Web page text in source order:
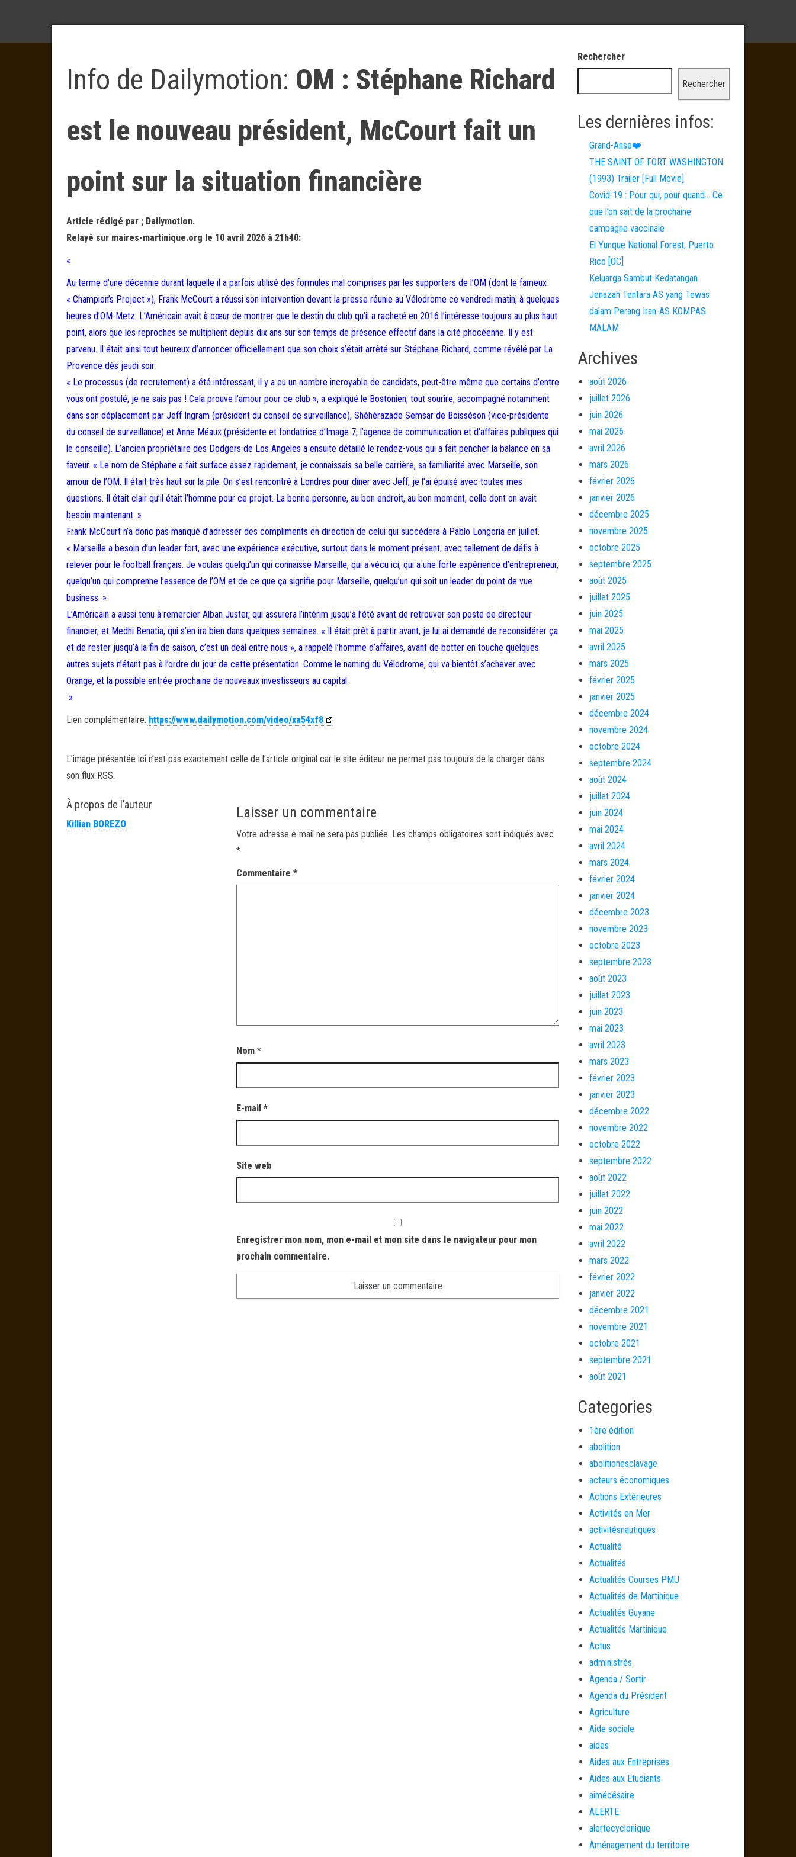
Info de Dailymotion: OM : Stéphane Richard
est le nouveau président, McCourt fait un
point sur la situation financière
Article rédigé par ; Dailymotion.
Relayé sur maires-martinique.org le 10 avril 2026 à 21h40:
«
Au terme d’une décennie durant laquelle il a parfois utilisé des formules mal comprises par les supporters de l’OM (dont le fameux
« Champion’s Project »), Frank McCourt a réussi son intervention devant la presse réunie au Vélodrome ce vendredi matin, à quelques
heures d’OM-Metz. L’Américain avait à cœur de montrer que le destin du club qu’il a racheté en 2016 l’intéresse toujours au plus haut
point, alors que les reproches se multiplient depuis dix ans sur son temps de présence effectif dans la cité phocéenne. Il y est
parvenu. Il était ainsi tout heureux d’annoncer officiellement que son choix s’était arrêté sur Stéphane Richard, comme révélé par La
Provence dès jeudi soir.
« Le processus (de recrutement) a été intéressant, il y a eu un nombre incroyable de candidats, peut-être même que certains d’entre
vous ont postulé, je ne sais pas ! Cela prouve l’amour pour ce club », a expliqué le Bostonien, tout sourire, accompagné notamment
dans son déplacement par Jeff Ingram (président du conseil de surveillance), Shéhérazade Semsar de Boisséson (vice-présidente
du conseil de surveillance) et Anne Méaux (présidente et fondatrice d’Image 7, l’agence de communication et d’affaires publiques qui
le conseille). L’ancien propriétaire des Dodgers de Los Angeles a ensuite détaillé le rendez-vous qui a fait pencher la balance en sa
faveur. « Le nom de Stéphane a fait surface assez rapidement, je connaissais sa belle carrière, sa familiarité avec Marseille, son
amour de l’OM. Il était très haut sur la pile. On s’est rencontré à Londres pour dîner avec Jeff, je l’ai épuisé avec toutes mes
questions. Il était clair qu’il était l’homme pour ce projet. La bonne personne, au bon endroit, au bon moment, celle dont on avait
besoin maintenant. »
Frank McCourt n’a donc pas manqué d’adresser des compliments en direction de celui qui succédera à Pablo Longoria en juillet.
« Marseille a besoin d’un leader fort, avec une expérience exécutive, surtout dans le moment présent, avec tellement de défis à
relever pour le football français. Je voulais quelqu’un qui connaisse Marseille, qui a vécu ici, qui a une forte expérience d’entrepreneur,
quelqu’un qui comprenne l’essence de l’OM et de ce que ça signifie pour Marseille, quelqu’un qui soit un leader du point de vue
business. »
L’Américain a aussi tenu à remercier Alban Juster, qui assurera l’intérim jusqu’à l’été avant de retrouver son poste de directeur
financier, et Medhi Benatia, qui s’en ira bien dans quelques semaines. « Il était prêt à partir avant, je lui ai demandé de reconsidérer ça
et de rester jusqu’à la fin de saison, c’est un deal entre nous », a rappelé l’homme d’affaires, avant de botter en touche quelques
autres sujets n’étant pas à l’ordre du jour de cette présentation. Comme le naming du Vélodrome, qui va bientôt s’achever avec
Orange, et la possible entrée prochaine de nouveaux investisseurs au capital.
»
Lien complémentaire: https://www.dailymotion.com/video/xa54xf8
L’image présentée ici n’est pas exactement celle de l’article original car le site éditeur ne permet pas toujours de la charger dans
son flux RSS.
À propos de l’auteur
Killian BOREZO
Laisser un commentaire
Votre adresse e-mail ne sera pas publiée. Les champs obligatoires sont indiqués avec
*
Commentaire*
Nom*
E-mail*
Site web
Enregistrer mon nom, mon e-mail et mon site dans le navigateur pour mon
prochain commentaire.
Rechercher
Rechercher
Les dernières infos:
Grand-Anse❤️
THE SAINT OF FORT WASHINGTON
(1993) Trailer [Full Movie]
Covid-19 : Pour qui, pour quand… Ce
que l’on sait de la prochaine
campagne vaccinale
El Yunque National Forest, Puerto
Rico [OC]
Keluarga Sambut Kedatangan
Jenazah Tentara AS yang Tewas
dalam Perang Iran-AS KOMPAS
MALAM
Archives
août 2026
juillet 2026
juin 2026
mai 2026
avril 2026
mars 2026
février 2026
janvier 2026
décembre 2025
novembre 2025
octobre 2025
septembre 2025
août 2025
juillet 2025
juin 2025
mai 2025
avril 2025
mars 2025
février 2025
janvier 2025
décembre 2024
novembre 2024
octobre 2024
septembre 2024
août 2024
juillet 2024
juin 2024
mai 2024
avril 2024
mars 2024
février 2024
janvier 2024
décembre 2023
novembre 2023
octobre 2023
septembre 2023
août 2023
juillet 2023
juin 2023
mai 2023
avril 2023
mars 2023
février 2023
janvier 2023
décembre 2022
novembre 2022
octobre 2022
septembre 2022
août 2022
juillet 2022
juin 2022
mai 2022
avril 2022
mars 2022
février 2022
janvier 2022
décembre 2021
novembre 2021
octobre 2021
septembre 2021
août 2021
Categories
1ère édition
abolition
abolitionesclavage
acteurs économiques
Actions Extérieures
Activités en Mer
activitésnautiques
Actualité
Actualités
Actualités Courses PMU
Actualités de Martinique
Actualités Guyane
Actualités Martinique
Actus
administrés
Agenda / Sortir
Agenda du Président
Agriculture
Aide sociale
aides
Aides aux Entreprises
Aides aux Etudiants
aimécésaire
ALERTE
alertecyclonique
Aménagement du territoire